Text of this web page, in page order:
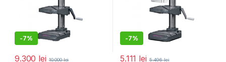
-7%
9.300 lei 10.000lei
-7%
5.111 lei 5.496lei